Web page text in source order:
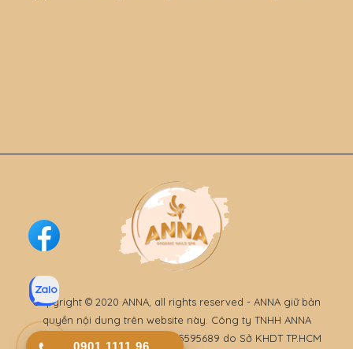
Copyright © 2020 ANNA, all rights reserved - ANNA giữ bản
quyền nội dung trên website này. Công ty TNHH ANNA
Organic Nails. GPĐKKD số 0315595689 do Sở KHDT TP.HCM
0901.1111.96